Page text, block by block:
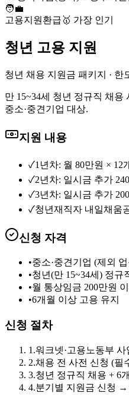
🧑‍💼
고용지원 환급 🥇 가장 인기
청년 고용 지원
청년 채용 지원금 패키지 · 한
만 15~34세 청년 정규직 채
중소·중견기업 대상.
지원 내용
✓1년차: 월 80만원 × 12
✓2년차: 일시금 추가
✓3년차: 일시금 추가
✓청년재직자 내일채움
신청 자격
•중소·중견기업 (제외
•청년(만 15~34세) 정규
•월 통상임금 200만원
•6개월 이상 고용 유지
신청 절차
1 .워크넷·고용노동부 사
2.채용 전 사전 신청 (필
3.청년 정규직 채용 + 6
4.분기별 지원금 신청 →